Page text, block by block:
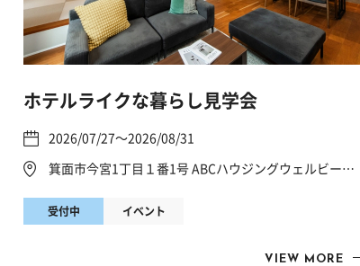
ホテルライクな暮らし見学会
2026/07/27～2026/08/31
箕面市今宮1丁目１番1号 ABCハウジングウェルビーみのお
受付中 イベント
VIEW MORE